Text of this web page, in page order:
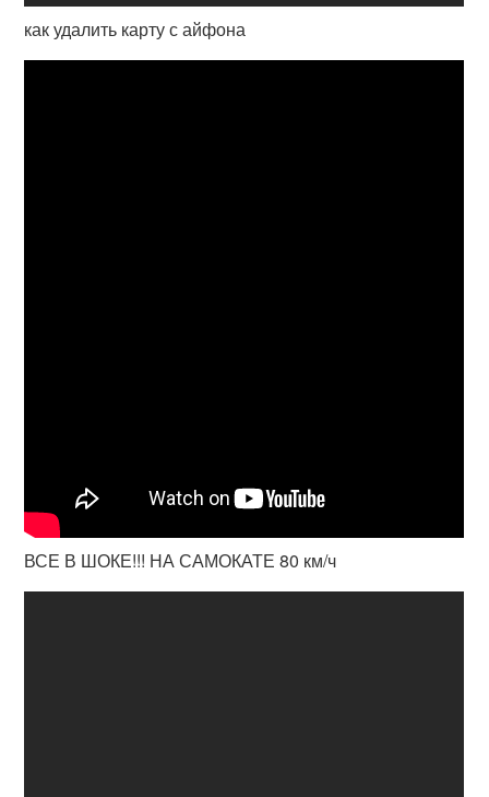
как удалить карту с айфона
ВСЕ В ШОКЕ!!! НА САМОКАТЕ 80 км/ч